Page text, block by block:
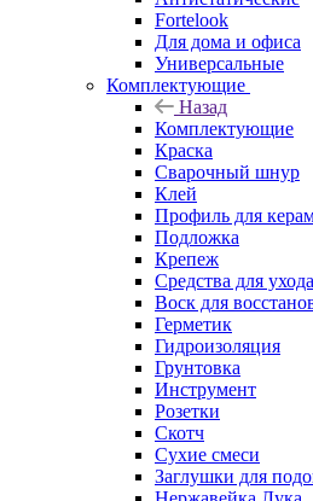
Fortelook
Для дома и офиса
Универсальные
Комплектующие
Назад
Комплектующие
Краска
Сварочный шнур
Клей
Профиль для
Подложка
Крепеж
Средства для
Воск для
Герметик
Гидроизоляция
Грунтовка
Инструмент
Розетки
Скотч
Сухие смеси
Заглушки для